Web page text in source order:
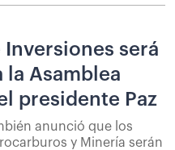
Inversiones será
la Asamblea
presidente Paz
anunció que los
y Minería serán